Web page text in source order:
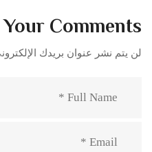
Your Comments
لن يتم نشر عنوان بريدك